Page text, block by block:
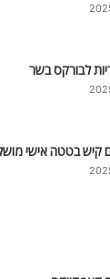
לבורקס בשר
קיש בטטה אישי